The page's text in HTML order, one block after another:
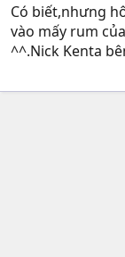
Có biết,nhưng
vào mấy rum
^^.Nick Kenta